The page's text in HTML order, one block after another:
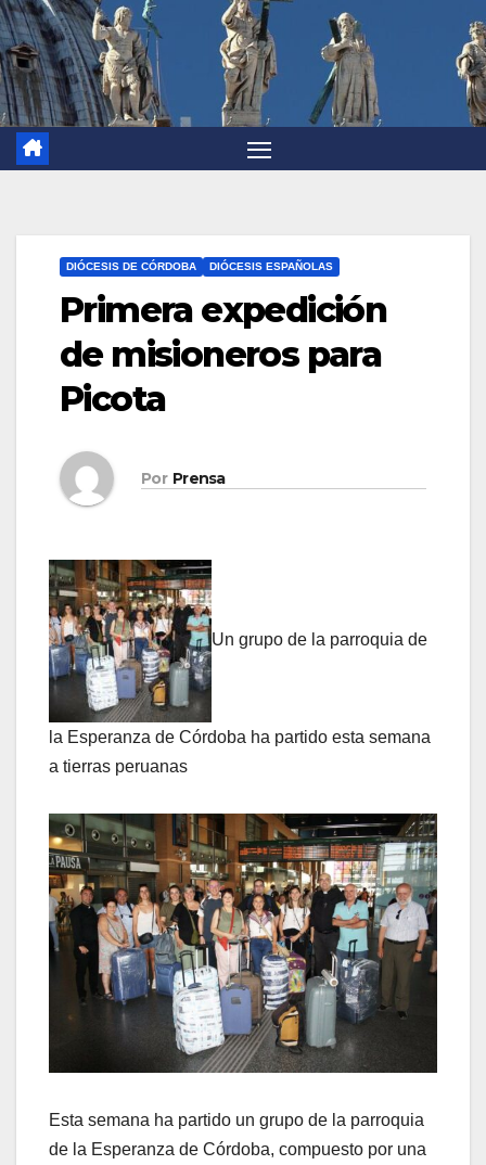
DIÓCESIS DE CÓRDOBA DIÓCESIS ESPAÑOLAS
Primera expedición
de misioneros para
Picota
Por Prensa
Un grupo de la parroquia de
la Esperanza de Córdoba ha partido esta semana
a tierras peruanas
Esta semana ha partido un grupo de la parroquia
de la Esperanza de Córdoba, compuesto por una